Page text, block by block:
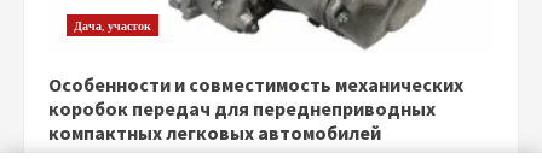
Дача, участок
Особенности и совместимость механических
коробок передач для переднеприводных
компактных легковых автомобилей